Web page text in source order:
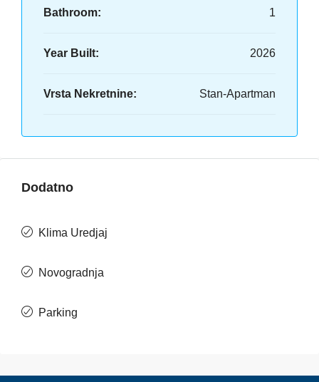
Bathroom: 1
Year Built: 2026
Vrsta Nekretnine: Stan-Apartman
Dodatno
Klima Uredjaj
Novogradnja
Parking